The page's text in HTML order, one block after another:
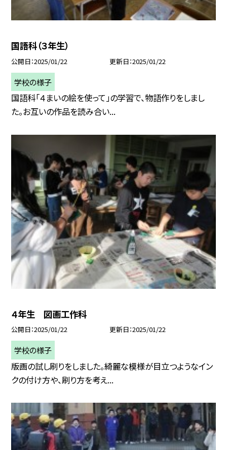
国語科（３年生）
公開日 2025/01/22 更新日 2025/01/22
学校の様子
国語科「４まいの絵を使って」の学習で、物語作りをしまし
た。お互いの作品を読み合い...
４年生 図画工作科
公開日 2025/01/22 更新日 2025/01/22
学校の様子
版画の試し刷りをしました。綺麗な模様が目立つようなイン
クの付け方や、刷り方を考え...